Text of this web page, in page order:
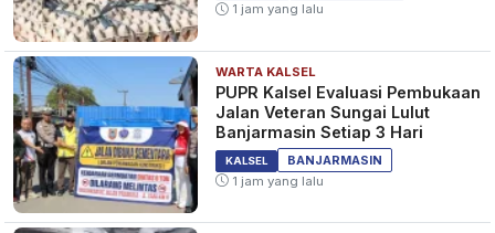
1 jam yang lalu
WARTA KALSEL
PUPR Kalsel Evaluasi Pembukaan
Jalan Veteran Sungai Lulut
Banjarmasin Setiap 3 Hari
KALSEL
BANJARMASIN
1 jam yang lalu